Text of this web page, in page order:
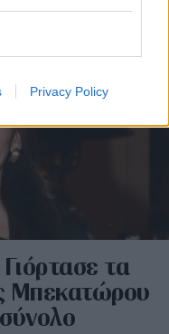
Privacy Policy
τα
Μπεκατώρου